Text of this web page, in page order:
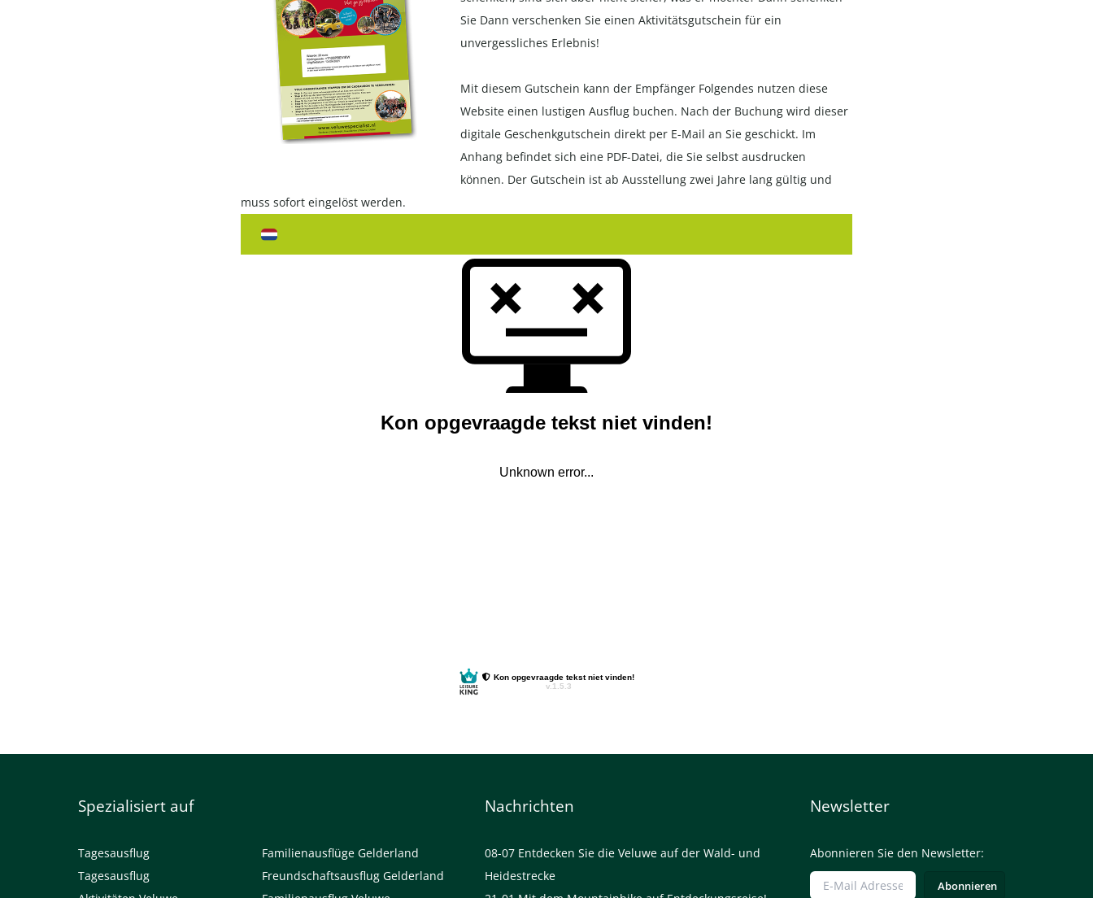
Sie Dann verschenken Sie einen Aktivitätsgutschein für ein
unvergessliches Erlebnis!
Mit diesem Gutschein kann der Empfänger Folgendes nutzen diese
Website einen lustigen Ausflug buchen. Nach der Buchung wird dieser
digitale Geschenkgutschein direkt per E-Mail an Sie geschickt. Im
Anhang befindet sich eine PDF-Datei, die Sie selbst ausdrucken
können. Der Gutschein ist ab Ausstellung zwei Jahre lang gültig und
muss sofort eingelöst werden.
Spezialisiert auf
Tagesausflug
Tagesausflug
Familienausflüge Gelderland
Freundschaftsausflug Gelderland
Nachrichten
08-07 Entdecken Sie die Veluwe auf der Wald- und
Heidestrecke
Newsletter
Abonnieren Sie den Newsletter: